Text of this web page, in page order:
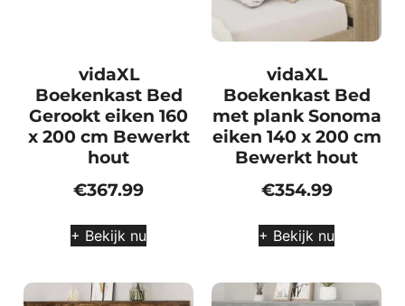
vidaXL
Boekenkast Bed
Gerookt eiken 160
x 200 cm Bewerkt
hout
€367.99
+ Bekijk nu
vidaXL
Boekenkast Bed
met plank Sonoma
eiken 140 x 200 cm
Bewerkt hout
€354.99
+ Bekijk nu